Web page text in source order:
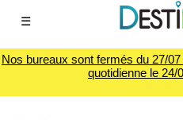
☰
Nos bureaux sont fermés du 27/
quotidienne le 24/